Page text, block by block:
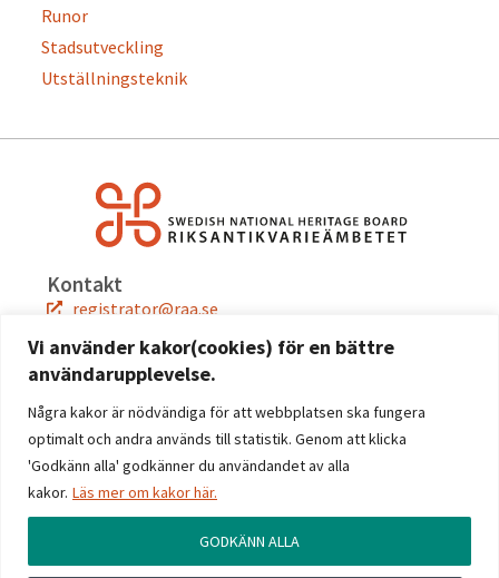
Vi använder kakor(cookies) för en bättre
användarupplevelse.
Några kakor är nödvändiga för att webbplatsen ska fungera
optimalt och andra används till statistik. Genom att klicka
'Godkänn alla' godkänner du användandet av alla
kakor. Läs mer om kakor här.
GODKÄNN ALLA
Runor
Stadsutveckling
Utställningsteknik
Kontakt
registrator@raa.se
08-5191 80 00
Snabblänkar
Jobba hos oss
Press
Kontakta oss
Följ oss